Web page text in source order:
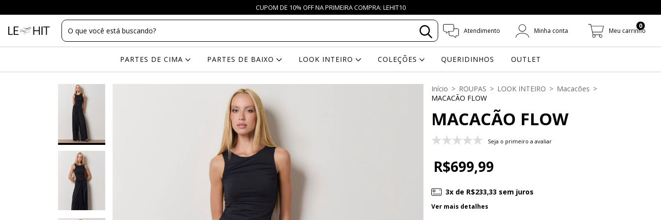
CUPOM DE 10% OFF NA PRIMEIRA COMPRA: LEHIT10
Atendimento Minha conta Meu carrinho
0
PARTES DE CIMA PARTES DE BAIXO LOOK INTEIRO COLEÇÕES QUERIDINHOS OUTLET
Início > ROUPAS > LOOK INTEIRO > Macacões >
MACACÃO FLOW
MACACÃO FLOW
Seja o primeiro a avaliar
R$699,99
3x de R$233,33 sem juros
Ver mais detalhes